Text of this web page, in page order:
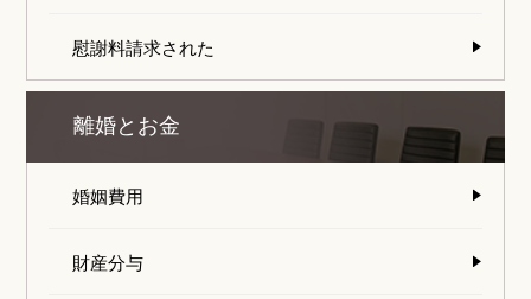
慰謝料請求された
離婚とお金
婚姻費用
財産分与